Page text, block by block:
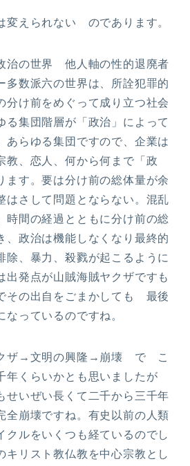
えられない のであります。
治の世界 他人軸の性的退廃者
多数派六の世界は、所詮犯罪的
分け前をめぐって成り立つ社会
る集団階層が「政治」によって
あらゆる集団ですので、企業は
教、恋人、何から何まで「政
ます。要は分け前の総体量が余
はさして問題とならない。混乱
時間の経過とともに分け前の総
、政治は機能しなくなり最終的
除、暴力、殺戮が起こるように
出発点が山賊海賊ヤクザですも
その出自をごまかしても 最後
っているのですね。
クザ→文明の興隆→崩壊 で こ
年くらいかとも思いましたが
せいぜい長くて二千から三千年
全崩壊ですね。有史以前の人類
クルをいくつも経ているのでし
キリスト教仏教を中心宗教とし